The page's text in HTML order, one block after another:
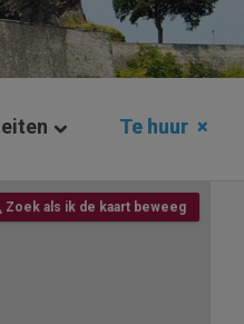
Te huur ×
Zoek als ik de kaart beweeg